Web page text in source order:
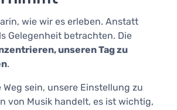
wie wir es erleben. Anstatt
Gelegenheit betrachten. Die
unseren Tag zu
.
sein, unsere Einstellung zu
von Musik handelt, es ist wichtig,